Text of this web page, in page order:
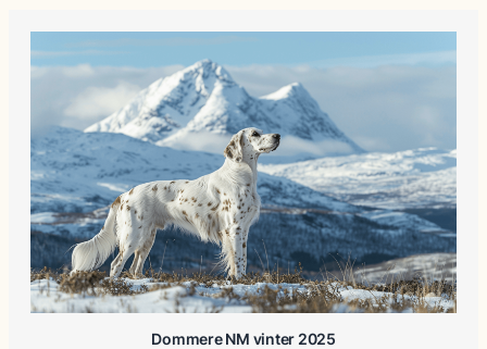
Dommere NM vinter 2025